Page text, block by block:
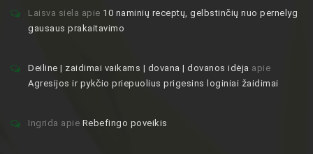
Laisva siela apie 10 naminių receptų, gelbstinčių nuo pernelyg
gausaus prakaitavimo
Deiline | zaidimai vaikams | dovana | dovanos idėja apie
Agresijos ir pykčio priepuolius prigesins loginiai žaidimai
Ingrida apie Rebefingo poveikis